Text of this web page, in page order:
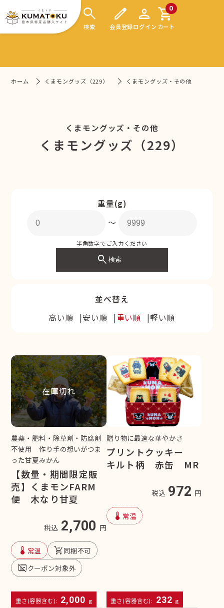
search
検索
edit
会員登録
person
ログイン
0
shopping_cart
カート
ホーム くまモングッズ（229） くまモングッズ・その他
くまモングッズ・その他
くまモングッズ（229）
重量(g)
〜
半角数字でご入力ください
search検索
並べ替え
高い順
安い順 重い順 軽い順
在庫切れ
農薬・肥料・除草剤・防腐剤
不使用 作り手の想いがつま
った甘夏みかん
【数量・期間限定販
売】くまモンFARM
便 木なり甘夏
税込 2,700 円
device_thermostat 常温 remove_shopping_cart同梱不可
subtitles_offクーポン対象外
重さ(容器含む): 2,000 g
贈り物に最適な華やかさ
プリントクッキー
キルト柄 赤缶 MR
税込 972 円
device_thermostat 常温
重さ(容器含む): 232 g